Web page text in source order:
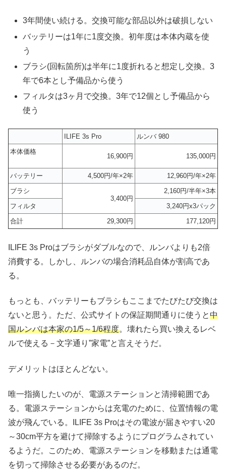
3年間使い続ける。交換可能な部品以外は破損しない
バッテリーは1年に1度交換。初年度は本体内蔵を使
う
ブラシ(回転箇所)は半年に1度折れると想定し交換。3
年で6本とし予備品から使う
フィルタは3ヶ月で交換。3年で12個とし予備品から
使う
ILIFE 3s Pro
ルンバ 980
本体価格
16,900円 135,000円
バッテリー 4,500円/年×2年
12,960円/年×2年
ブラシ
3,400円
2,160円/半年×3本
フィルタ
3,240円x3パック
合計
29,300円 177,120円
ILIFE 3s Proはブラシがダブルなので、ルンバよりも2倍
消費する。しかし、ルンバの場合消耗品自体が割高であ
る。
もっとも、バッテリーもブラシもここまでたびたび交換は
ないと思う。ただ、公式サイトの保証期間通りに使うと中
国ルンバは本家の1/5～1/6程度。壊れたら買い換えるレベ
ルで使える－文字通り”家電”と言えそうだ。
デメリットはほとんどない。
唯一指摘したいのが、電源ステーションと清掃範囲であ
る。電源ステーションからは充電のために、位置情報の電
波が飛んでいる。ILIFE 3s Proはその電波が届きやすい20
～30cm平方を避けて掃除するようにプログラムされてい
るようだ。このため、電源ステーションを移動または通電
を切って掃除させる必要があるのだ。